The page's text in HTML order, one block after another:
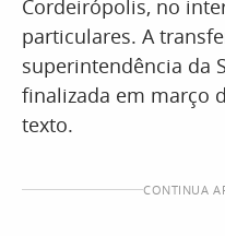
Cordeirópolis, no
particulares. A
superintendência da
finalizada em março
texto.
CONTINUA